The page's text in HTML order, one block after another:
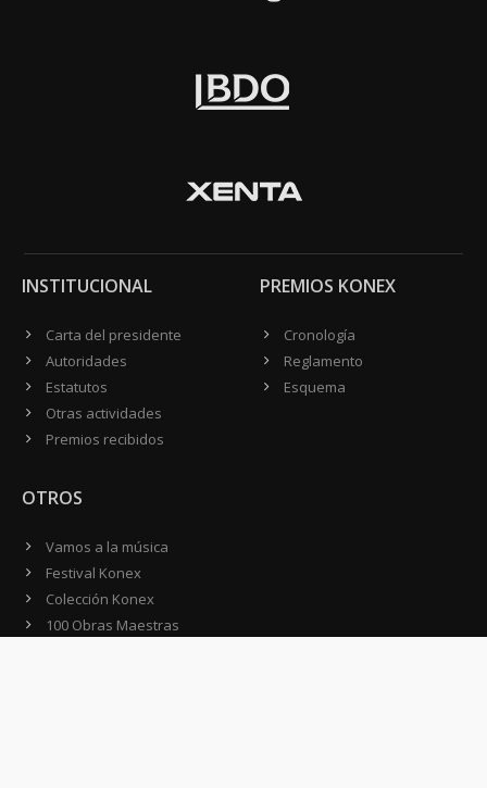
INSTITUCIONAL
Carta del presidente
Autoridades
Estatutos
Otras actividades
Premios recibidos
PREMIOS KONEX
Cronología
Reglamento
Esquema
OTROS
Vamos a la música
Festival Konex
Colección Konex
100 Obras Maestras